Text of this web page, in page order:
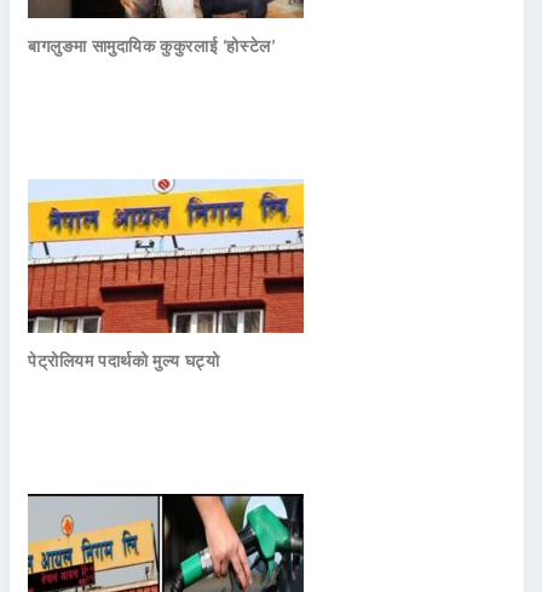
बागलुङमा सामुदायिक कुकुरलाई ‘होस्टेल’
पेट्रोलियम पदार्थको मुल्य घट्यो